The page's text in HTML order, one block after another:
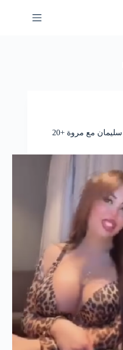
“للكباار فقط” فيلم انطونيو سليمان مع مروة +20